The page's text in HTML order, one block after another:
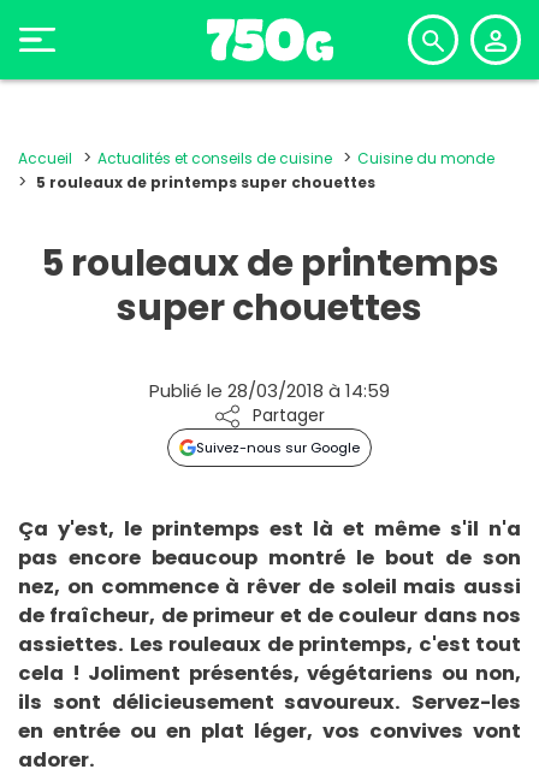
Accueil Actualités et conseils de cuisine
Cuisine du monde
5 rouleaux de printemps super chouettes
5 rouleaux de printemps
super chouettes
Publié le 28/03/2018 à 14:59
Partager
Suivez-nous sur Google
Ça y'est, le printemps est là et même s'il n'a
pas encore beaucoup montré le bout de son
nez, on commence à rêver de soleil mais aussi
de fraîcheur, de primeur et de couleur dans nos
assiettes. Les rouleaux de printemps, c'est tout
cela ! Joliment présentés, végétariens ou non,
ils sont délicieusement savoureux. Servez-les
en entrée ou en plat léger, vos convives vont
adorer.